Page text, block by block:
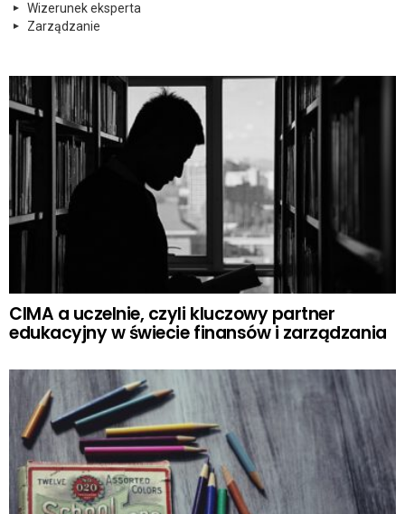
Wizerunek eksperta
Zarządzanie
CIMA a uczelnie, czyli kluczowy partner
edukacyjny w świecie finansów i zarządzania